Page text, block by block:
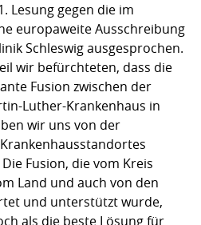
Lesung gegen die im
europaweite Ausschreibung
Schleswig ausgesprochen.
wir befürchteten, dass die
Fusion zwischen der
Luther-Krankenhaus in
wir uns von der
Fusion, die vom Kreis
Land und auch von den
und unterstützt wurde,
als die beste Lösung für